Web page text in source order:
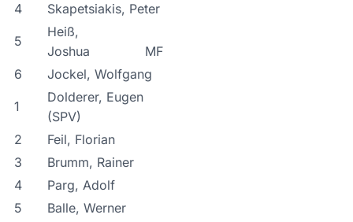
4
Skapetsiakis, Peter
5
Heiß,
Joshua MF
6
Jockel, Wolfgang
1
Dolderer, Eugen
(SPV)
2
Feil, Florian
3
Brumm, Rainer
4
Parg, Adolf
5
Balle, Werner